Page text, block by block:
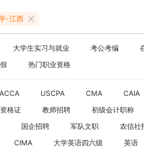
级
格
国际课程
紫藤国际
CPA |
CFA
FRM
如何购课
网上支付
发票制度
如何学习课程
-江西
大学生实习与就业 考公考编
热门职业资格
ACCA USCPA CMA CAIA
格证 教师招聘 初级会计职称
国企招聘 军队文职 农信社
CIMA 大学英语四六级 英语